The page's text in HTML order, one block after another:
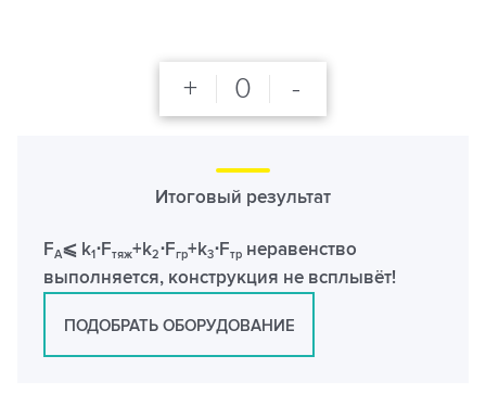
+ 0 -
Итоговый результат
FA⩽ k1 ⋅Fтяж+k2⋅Fгр+k3⋅Fтр неравенство
выполняется, конструкция не всплывёт!
ПОДОБРАТЬ ОБОРУДОВАНИЕ